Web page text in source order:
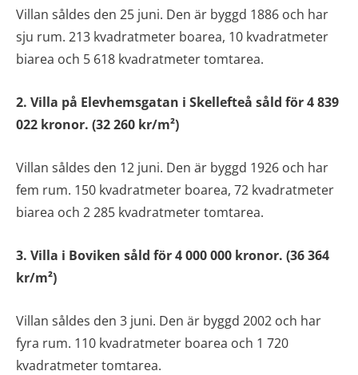
Villan såldes den 25 juni. Den är byggd 1886 och har
sju rum. 213 kvadratmeter boarea, 10 kvadratmeter
biarea och 5 618 kvadratmeter tomtarea.
2. Villa på Elevhemsgatan i Skellefteå såld för 4 839
022 kronor. (32 260 kr/m²)
Villan såldes den 12 juni. Den är byggd 1926 och har
fem rum. 150 kvadratmeter boarea, 72 kvadratmeter
biarea och 2 285 kvadratmeter tomtarea.
3. Villa i Boviken såld för 4 000 000 kronor. (36 364
kr/m²)
Villan såldes den 3 juni. Den är byggd 2002 och har
fyra rum. 110 kvadratmeter boarea och 1 720
kvadratmeter tomtarea.